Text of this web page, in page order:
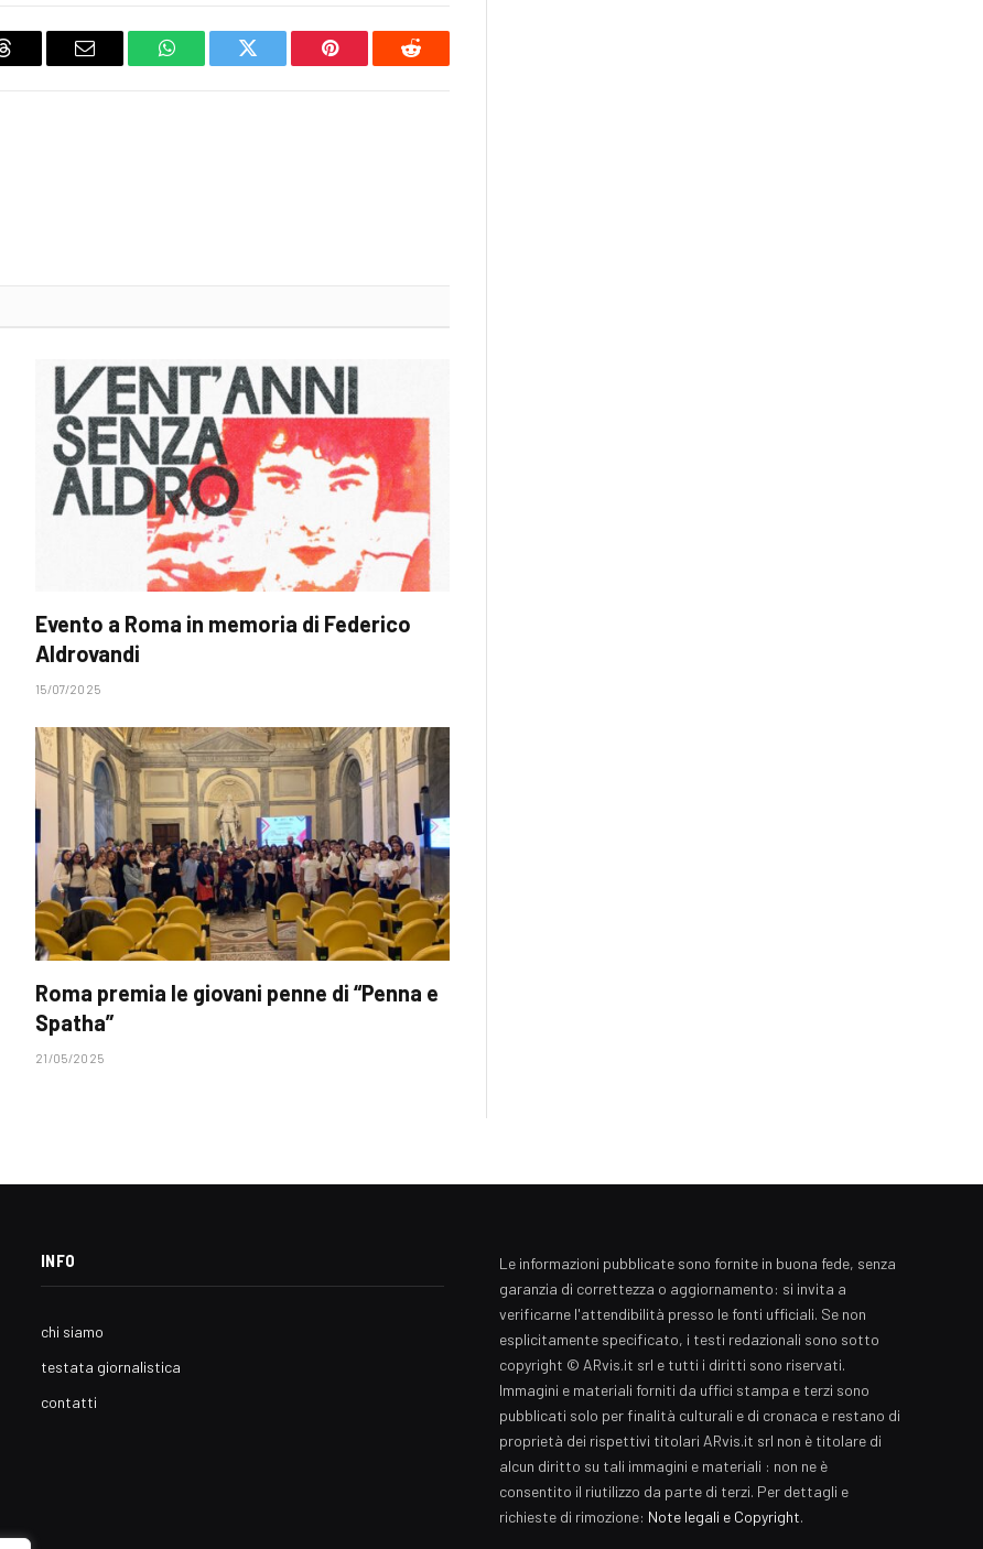
Threads Email WhatsAppTwitter Pinterest Reddit
Evento a Roma in memoria di Federico
Aldrovandi
15/07/2025
Roma premia le giovani penne di “Penna e
Spatha”
21/05/2025
INFO
chi siamo
testata giornalistica
contatti
Le informazioni pubblicate sono fornite in buona fede, senza
garanzia di correttezza o aggiornamento: si invita a
verificarne l'attendibilità presso le fonti ufficiali. Se non
esplicitamente specificato, i testi redazionali sono sotto
copyright © ARvis.it srl e tutti i diritti sono riservati.
Immagini e materiali forniti da uffici stampa e terzi sono
pubblicati solo per finalità culturali e di cronaca e restano di
proprietà dei rispettivi titolari ARvis.it srl non è titolare di
alcun diritto su tali immagini e materiali : non ne è
consentito il riutilizzo da parte di terzi. Per dettagli e
richieste di rimozione: Note legali e Copyright.